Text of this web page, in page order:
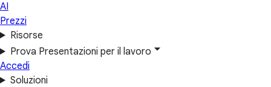
AI
Prezzi
Risorse
Prova Presentazioni per il lavoro
Accedi
Soluzioni